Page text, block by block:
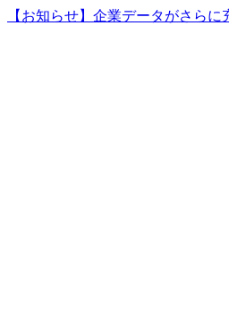
【お知らせ】企業データがさらに